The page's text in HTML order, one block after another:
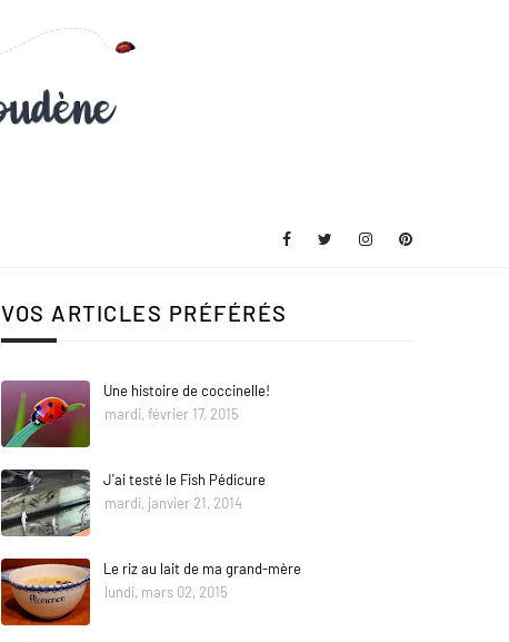
VOS ARTICLES PRÉFÉRÉS
Une histoire de coccinelle!
mardi, février 17, 2015
J'ai testé le Fish Pédicure
mardi, janvier 21, 2014
Le riz au lait de ma grand-mère
lundi, mars 02, 2015